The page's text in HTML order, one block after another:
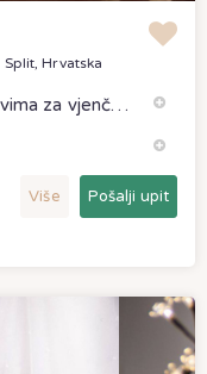
Split, Hrvatska
Dekoracija svijetlećim slovima i brojevima za vjenčanja👩‍❤️‍👨, djevojačke💃, rođendane🎂, evente🥂
Više Pošalji upit